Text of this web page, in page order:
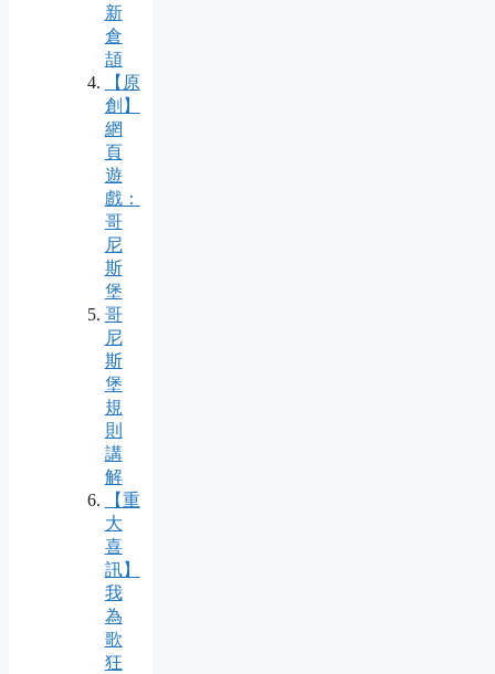
新
倉
頡
【原
創】
網
頁
遊
戲：
哥
尼
斯
堡
哥
尼
斯
堡
規
則
講
解
【重
大
喜
訊】
我
為
歌
狂